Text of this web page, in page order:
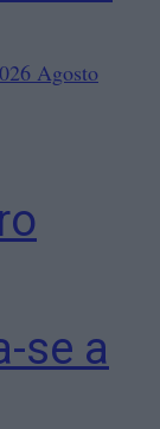
Agosto
se a